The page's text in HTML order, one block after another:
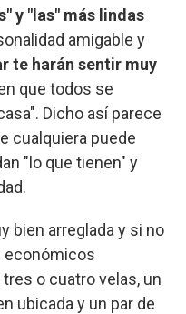
y "las" más lindas
amigable y
te harán sentir muy
que todos se
Dicho así parece
cualquiera puede
"lo que tienen" y
bien arreglada y si no
económicos
o cuatro velas, un
ubicada y un par de